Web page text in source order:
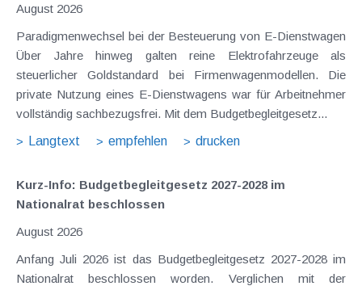
August 2026
Paradigmenwechsel bei der Besteuerung von E-Dienstwagen
Über Jahre hinweg galten reine Elektrofahrzeuge als
steuerlicher Goldstandard bei Firmenwagenmodellen. Die
private Nutzung eines E-Dienstwagens war für Arbeitnehmer
vollständig sachbezugsfrei. Mit dem Budgetbegleitgesetz...
Langtext
empfehlen drucken
Kurz-Info: Budgetbegleitgesetz 2027-2028 im
Nationalrat beschlossen
August 2026
Anfang Juli 2026 ist das Budgetbegleitgesetz 2027-2028 im
Nationalrat beschlossen worden. Verglichen mit der